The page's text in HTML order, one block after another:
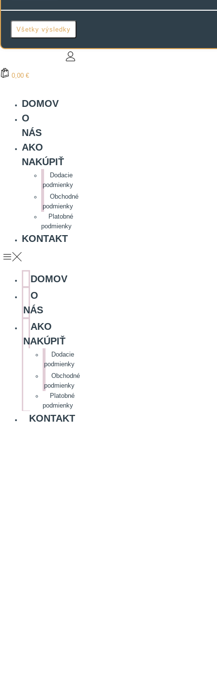
Všetky výsledky
0,00 €
DOMOV
O
NÁS
AKO
NAKÚPIŤ
Dodacie
podmienky
Obchodné
podmienky
Platobné
podmienky
KONTAKT
DOMOV
O
NÁS
AKO
NAKÚPIŤ
Dodacie
podmienky
Obchodné
podmienky
Platobné
podmienky
KONTAKT